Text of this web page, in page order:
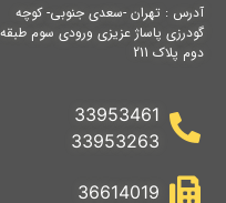
آدرس : تهران -سعدی جنوبی- کوچه
گودرزی پاساژ عزیزی ورودی سوم طبقه
دوم پلاک 211
33953461
33953263
36614019